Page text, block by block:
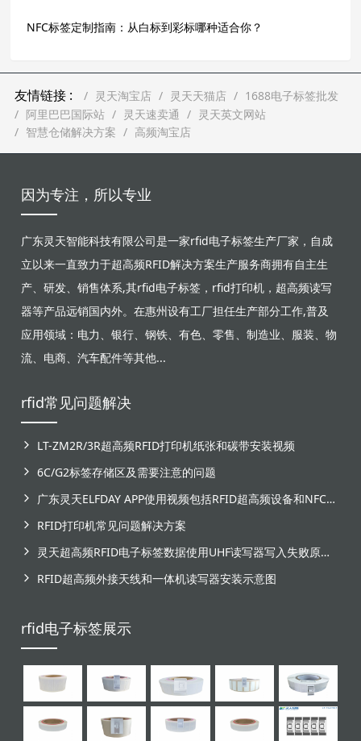
NFC标签定制指南：从白标到彩标哪种适合你？
友情链接 : 灵天淘宝店 灵天天猫店
1688电子标签批发
阿里巴巴国际站
灵天速卖通
灵天英文网站
智慧仓储解决方案
高频淘宝店
因为专注，所以专业
广东灵天智能科技有限公司是一家rfid电子标签生产厂家，自成
立以来一直致力于超高频RFID解决方案生产服务商拥有自主生
产、研发、销售体系,其rfid电子标签，rfid打印机，超高频读写
器等产品远销国内外。在惠州设有工厂担任生产部分工作,普及
应用领域：电力、银行、钢铁、有色、零售、制造业、服装、物
流、电商、汽车配件等其他...
rfid常见问题解决
LT-ZM2R/3R超高频RFID打印机纸张和碳带安装视频
6C/G2标签存储区及需要注意的问题
广东灵天ELFDAY APP使用视频包括RFID超高频设备和NFC芯片标签感应
RFID打印机常见问题解决方案
灵天超高频RFID电子标签数据使用UHF读写器写入失败原因分析
RFID超高频外接天线和一体机读写器安装示意图
rfid电子标签展示